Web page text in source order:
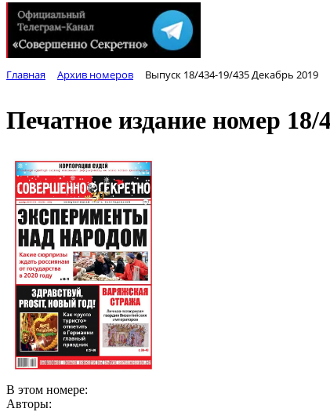
Главная Архив номеров Выпуск 18/434-19/435 Декабрь 2019
Печатное издание номер 18/
В этом номере:
Авторы: